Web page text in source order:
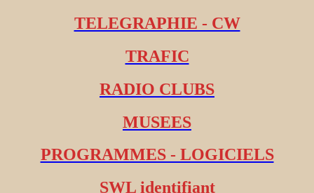
TELEGRAPHIE - CW
TRAFIC
RADIO CLUBS
MUSEES
PROGRAMMES - LOGICIELS
SWL identifiant